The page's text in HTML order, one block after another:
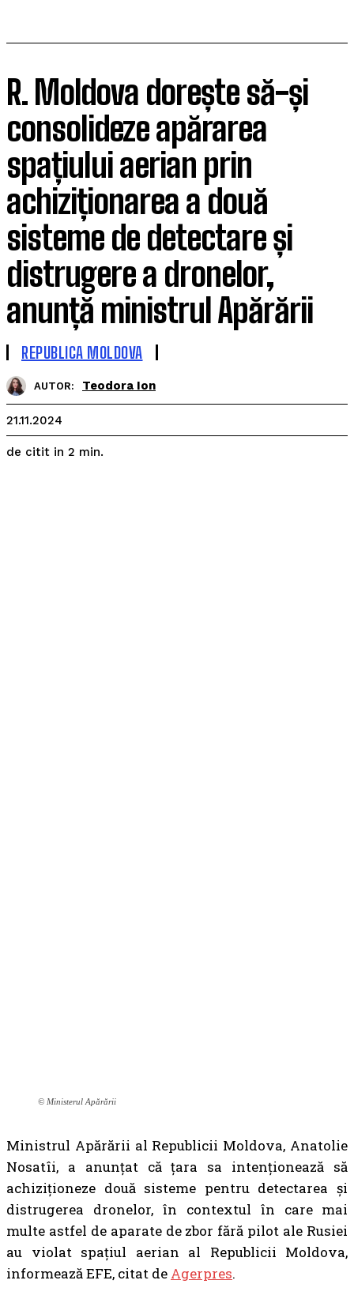
R. Moldova dorește să-și
consolideze apărarea
spațiului aerian prin
achiziționarea a două
sisteme de detectare și
distrugere a dronelor,
anunță ministrul Apărării
REPUBLICA MOLDOVA
AUTOR: Teodora Ion
21.11.2024
de citit in 2 min.
© Ministerul Apărării
Ministrul Apărării al Republicii Moldova, Anatolie
Nosatîi, a anunțat că țara sa intenționează să
achiziționeze două sisteme pentru detectarea și
distrugerea dronelor, în contextul în care mai
multe astfel de aparate de zbor fără pilot ale Rusiei
au violat spațiul aerian al Republicii Moldova,
informează EFE, citat de Agerpres.